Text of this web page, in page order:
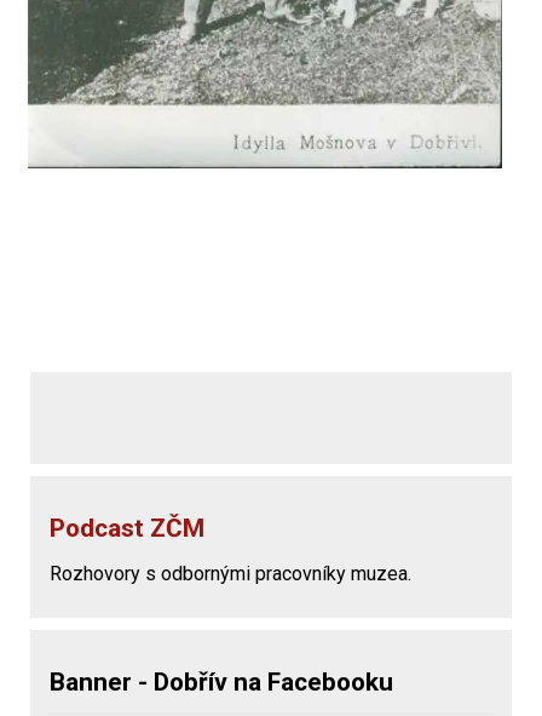
Podcast ZČM
Rozhovory s odbornými pracovníky muzea.
Banner - Dobřív na Facebooku